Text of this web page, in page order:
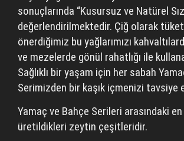
sonuçlarında “Kusursuz ve Natürel
değerlendirilmektedir. Çiğ olarak
önerdiğimiz bu yağlarımızı
ve mezelerde gönül rahatlığı ile
Sağlıklı bir yaşam için her sabah
Serimizden bir kaşık içmenizi tavsiye
Yamaç ve Bahçe Serileri arasındaki
üretildikleri zeytin çeşitleridir.